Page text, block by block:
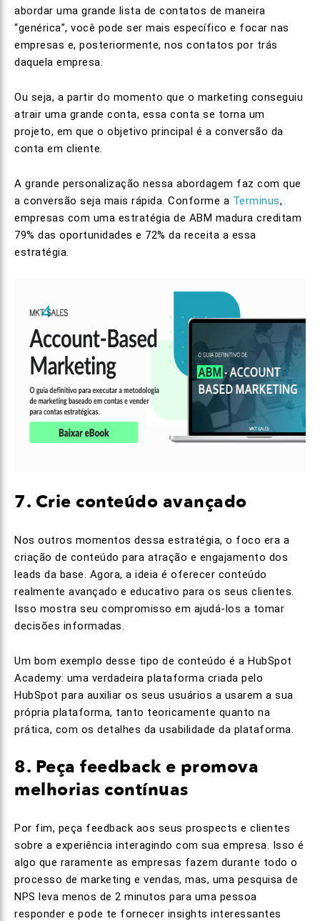
abordar uma grande lista de contatos de maneira
“genérica”, você pode ser mais específico e focar nas
empresas e, posteriormente, nos contatos por trás
daquela empresa.
Ou seja, a partir do momento que o marketing conseguiu
atrair uma grande conta, essa conta se torna um
projeto, em que o objetivo principal é a conversão da
conta em cliente.
A grande personalização nessa abordagem faz com que
a conversão seja mais rápida. Conforme a Terminus,
empresas com uma estratégia de ABM madura creditam
79% das oportunidades e 72% da receita a essa
estratégia.
7. Crie conteúdo avançado
Nos outros momentos dessa estratégia, o foco era a
criação de conteúdo para atração e engajamento dos
leads da base. Agora, a ideia é oferecer conteúdo
realmente avançado e educativo para os seus clientes.
Isso mostra seu compromisso em ajudá-los a tomar
decisões informadas.
Um bom exemplo desse tipo de conteúdo é a HubSpot
Academy: uma verdadeira plataforma criada pelo
HubSpot para auxiliar os seus usuários a usarem a sua
própria plataforma, tanto teoricamente quanto na
prática, com os detalhes da usabilidade da plataforma.
8. Peça feedback e promova
melhorias contínuas
Por fim, peça feedback aos seus prospects e clientes
sobre a experiência interagindo com sua empresa. Isso é
algo que raramente as empresas fazem durante todo o
processo de marketing e vendas, mas, uma pesquisa de
NPS leva menos de 2 minutos para uma pessoa
responder e pode te fornecer insights interessantes